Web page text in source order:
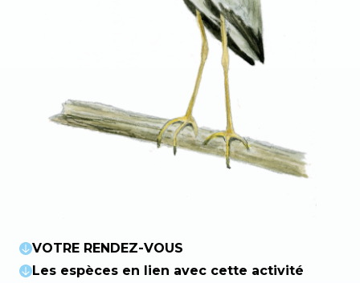
VOTRE RENDEZ-VOUS
Les espèces en lien avec cette activité